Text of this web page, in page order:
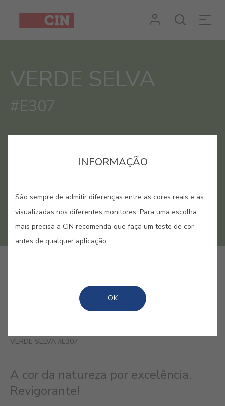
Cor
Verde
VERDE SELVA
#E307
VERDE SELVA #E307
A cor da natureza por excelência.
Revigorante!
INFORMAÇÃO
São sempre de admitir diferenças entre as cores reais e as
visualizadas nos diferentes monitores. Para uma escolha
mais precisa a CIN recomenda que faça um teste de cor
antes de qualquer aplicação.
OK